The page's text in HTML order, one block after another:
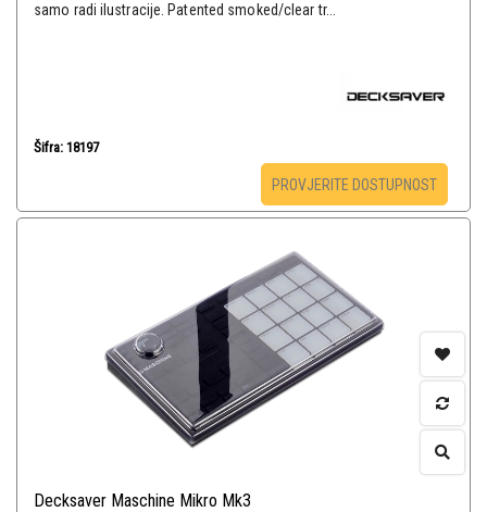
samo radi ilustracije. Patented smoked/clear tr...
Šifra: 18197
PROVJERITE DOSTUPNOST
Decksaver Maschine Mikro Mk3